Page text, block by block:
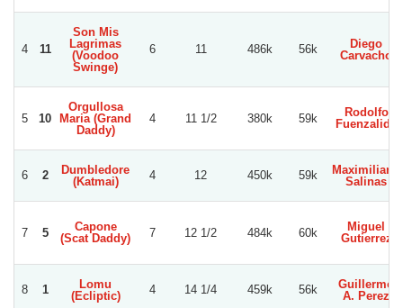
4 11
Son Mis
Lagrimas
(Voodoo
Swinge)
6 11 486k 56k
Diego
Carvacho
5 10
Orgullosa
Maria (Grand
Daddy)
4 11 1/2 380k 59k
Rodolfo
Fuenzalida
6 2
Dumbledore
(Katmai)
4 12 450k 59k
Maximiliano
Salinas
7 5
Capone
(Scat Daddy)
7 12 1/2 484k 60k
Miguel
Gutierrez
8 1
Lomu
(Ecliptic)
4 14 1/4 459k 56k
Guillermo
A. Perez